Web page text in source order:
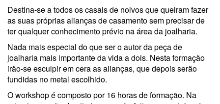
Destina-se a todos os casais de noivos que queiram fazer
as suas próprias alianças de casamento sem precisar de
ter qualquer conhecimento prévio na área da joalharia.
Nada mais especial do que ser o autor da peça de
joalharia mais importante da vida a dois. Nesta formação
irão-se esculpir em cera as alianças, que depois serão
fundidas no metal escolhido.
O workshop é composto por 16 horas de formação. Na